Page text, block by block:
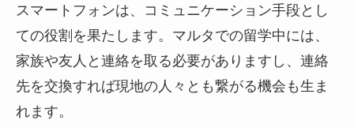
スマートフォンは、コミュニケーション手段とし
ての役割を果たします。マルタでの留学中には、
家族や友人と連絡を取る必要がありますし、連絡
先を交換すれば現地の人々とも繋がる機会も生ま
れます。